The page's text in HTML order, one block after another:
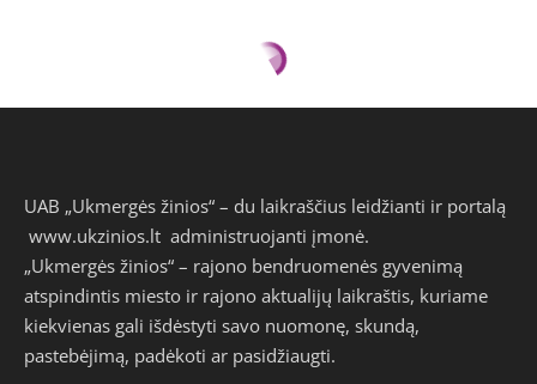
UAB „Ukmergės žinios“ – du laikraščius leidžianti ir portalą
www.ukzinios.lt administruojanti įmonė.
„Ukmergės žinios“ – rajono bendruomenės gyvenimą
atspindintis miesto ir rajono aktualijų laikraštis, kuriame
kiekvienas gali išdėstyti savo nuomonę, skundą,
pastebėjimą, padėkoti ar pasidžiaugti.